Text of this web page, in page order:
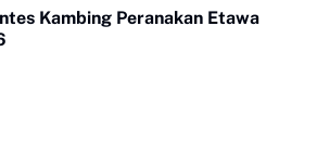
Kambing Peranakan Etawa